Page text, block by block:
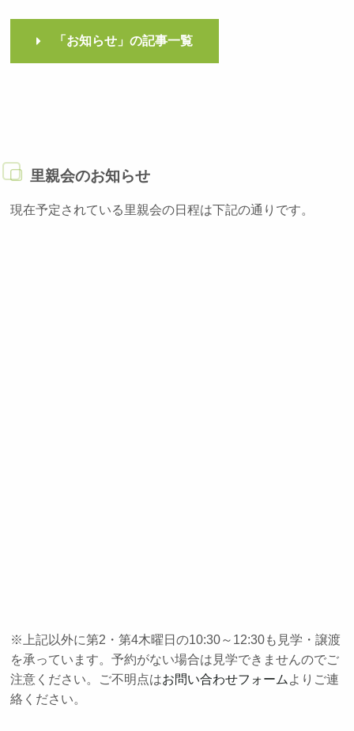
「お知らせ」の記事一覧
里親会のお知らせ
現在予定されている里親会の日程は下記の通りです。
※上記以外に第2・第4木曜日の10:30～12:30も見学・譲渡
を承っています。予約がない場合は見学できませんのでご
注意ください。ご不明点はお問い合わせフォームよりご連
絡ください。